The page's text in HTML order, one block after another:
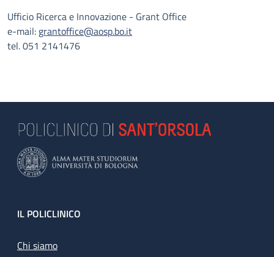
Ufficio Ricerca e Innovazione - Grant Office
e-mail: grantoffice@aosp.bo.it
tel. 051 2141476
Footer
IL POLICLINICO
Chi siamo